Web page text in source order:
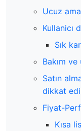
Ucuz
Kullanicı
Sık
Bakım
Satın
dikkat
Fiyat-
Kısa